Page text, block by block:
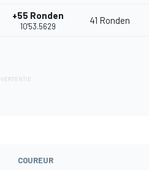
+55 Ronden
10'53.5629
41 Ronden
COUREUR